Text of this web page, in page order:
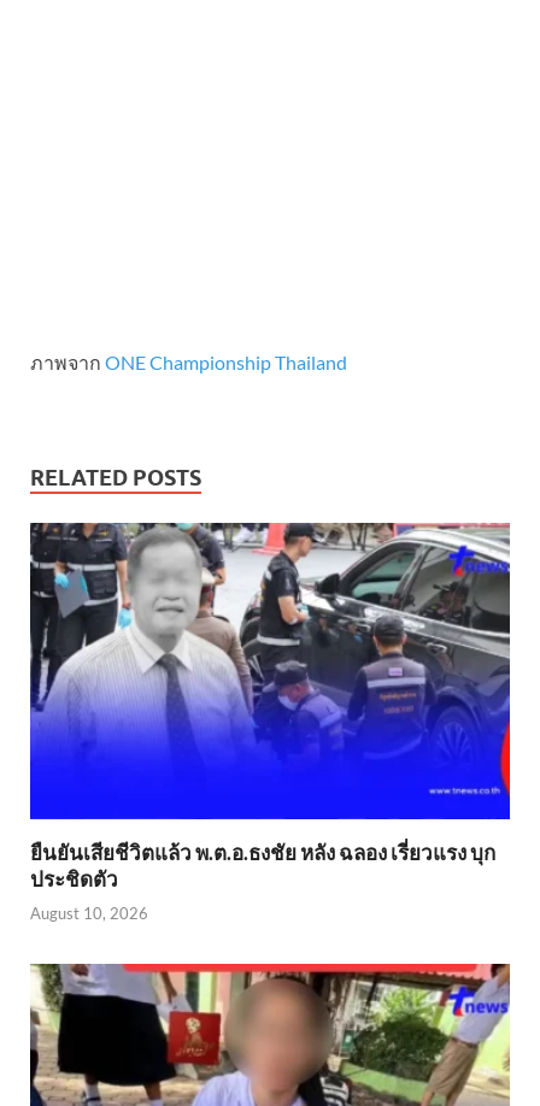
ภาพจาก ONE Championship Thailand
RELATED POSTS
ยืนยันเสียชีวิตแล้ว พ.ต.อ.ธงชัย หลัง ฉลอง เรี่ยวแรง บุก
ประชิดตัว
August 10, 2026